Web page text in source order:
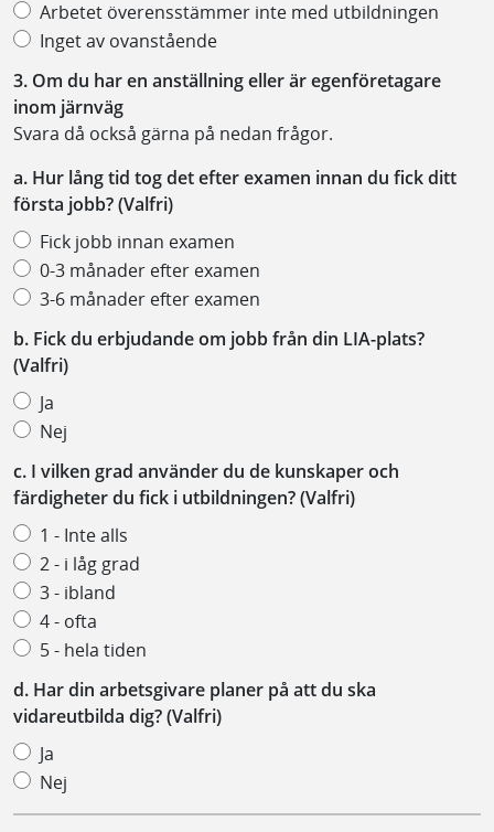
Arbetet överensstämmer inte med utbildningen
Inget av ovanstående
3. Om du har en anställning eller är egenföretagare
inom järnväg
Svara då också gärna på nedan frågor.
a. Hur lång tid tog det efter examen innan du fick ditt
första jobb? (Valfri)
Fick jobb innan examen
0-3 månader efter examen
3-6 månader efter examen
b. Fick du erbjudande om jobb från din LIA-plats?
(Valfri)
Ja
Nej
c. I vilken grad använder du de kunskaper och
färdigheter du fick i utbildningen? (Valfri)
1 - Inte alls
2 - i låg grad
3 - ibland
4 - ofta
5 - hela tiden
d. Har din arbetsgivare planer på att du ska
vidareutbilda dig? (Valfri)
Ja
Nej